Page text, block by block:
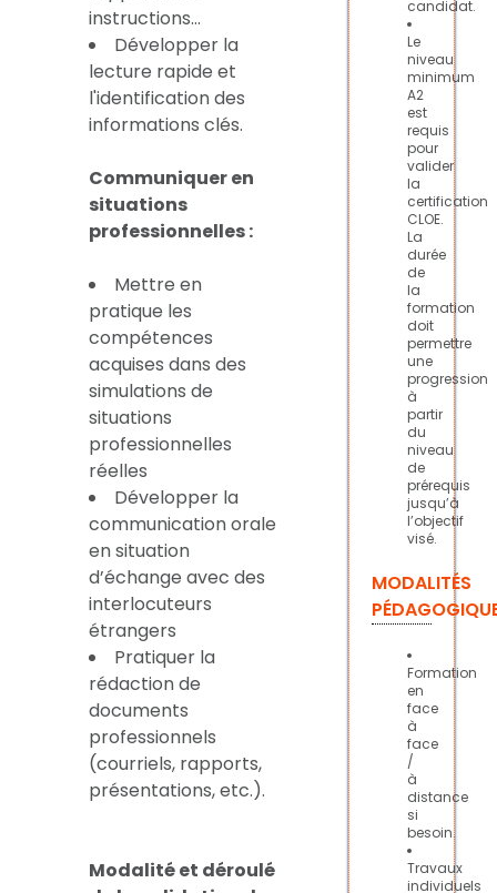
instructions…
Développer la
lecture rapide et
l'identification des
informations clés.
Communiquer en
situations
professionnelles :
Mettre en
pratique les
compétences
acquises dans des
simulations de
situations
professionnelles
réelles
Développer la
communication orale
en situation
d’échange avec des
interlocuteurs
étrangers
Pratiquer la
rédaction de
documents
professionnels
(courriels, rapports,
présentations, etc.).
Modalité et déroulé
candidat.
Le
niveau
minimum
A2
est
requis
pour
valider
la
certification
CLOE.
La
durée
de
la
formation
doit
permettre
une
progression
à
partir
du
niveau
de
prérequis
jusqu’à
l’objectif
visé.
MODALITÉS
Formation
en
face
à
face
/
à
distance
si
besoin.
Travaux
individuels